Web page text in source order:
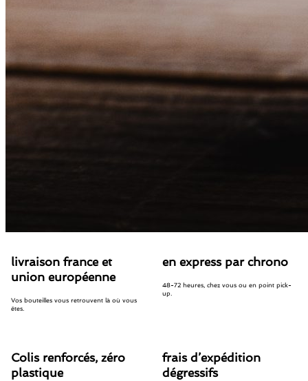
livraison france et
union européenne
Vos bouteilles vous retrouvent là où vous
êtes.
en express par chrono
48-72 heures, chez vous ou en point pick-
up.
Colis renforcés, zéro
plastique
frais d’expédition
dégressifs